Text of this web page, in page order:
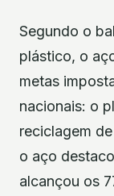
Segundo o
plástico, o
metas
nacionais: o
reciclagem
o aço
alcançou os